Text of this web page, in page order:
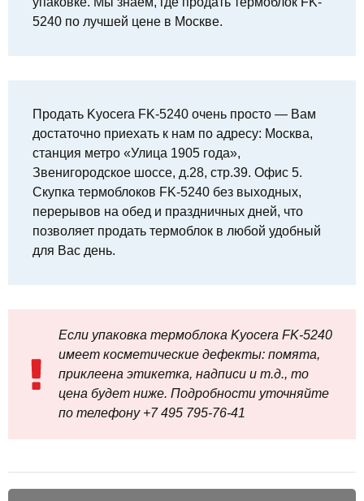
5240 по лучшей цене в Москве.
Продать Kyocera FK-5240 очень просто — Вам
достаточно приехать к нам по адресу: Москва,
станция метро «Улица 1905 года»,
Звенигородское шоссе, д.28, стр.39. Офис 5.
Скупка термоблоков FK-5240 без выходных,
перерывов на обед и праздничных дней, что
позволяет продать термоблок в любой удобный
для Вас день.
Если упаковка термоблока Kyocera FK-5240
имеет косметические дефекты: помята,
приклеена этикетка, надписи и т.д., то
цена будет ниже. Подробности уточняйте
по телефону +7 495 795‑76-41